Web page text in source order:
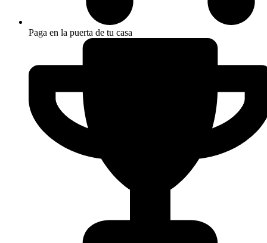
Paga en la puerta de tu casa